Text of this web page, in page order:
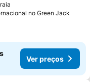
no Green Jack
Ver preços